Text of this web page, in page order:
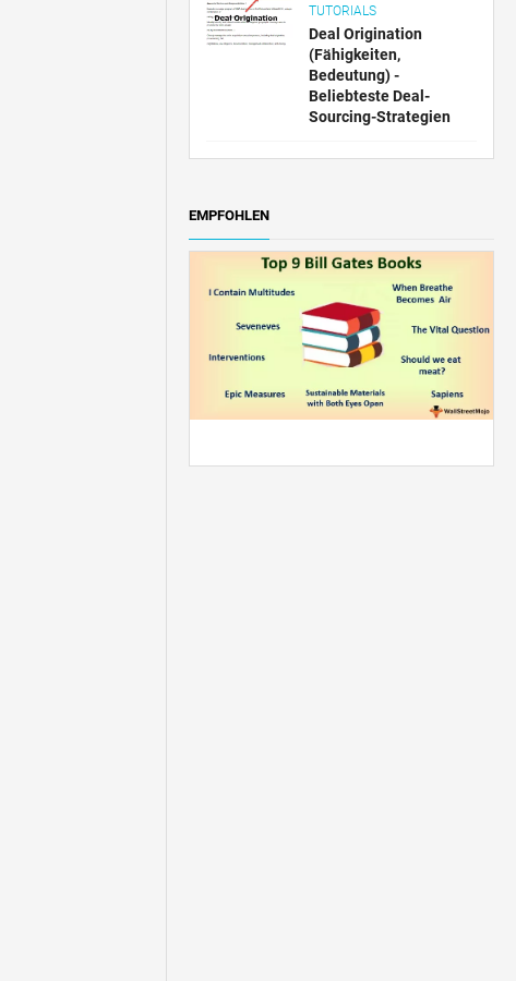
TUTORIALS
Deal Origination
(Fähigkeiten,
Bedeutung) -
Beliebteste Deal-
Sourcing-Strategien
EMPFOHLEN